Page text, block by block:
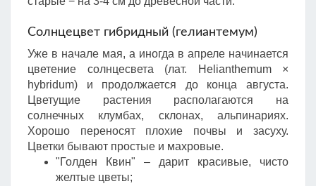
Солнцецвет гибридный (гелиантемум)
Уже в начале мая, а иногда в апреле начинается
цветение солнцесвета (лат. Helianthemum ×
hybridum) и продолжается до конца августа.
Цветущие растения располагаются на
солнечных клумбах, склонах, альпинариях.
Хорошо переносят плохие почвы и засуху.
Цветки бывают простые и махровые.
"Голден Квин" – дарит красивые, чисто
желтые цветы;